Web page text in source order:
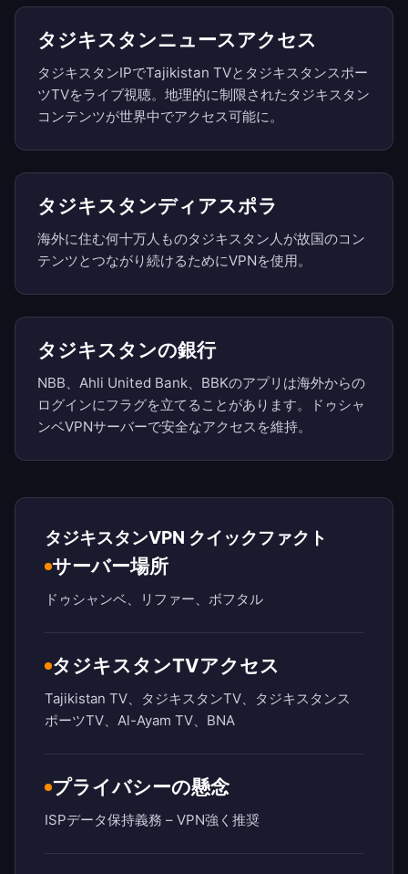
タジキスタンニュースアクセス
タジキスタンIPでTajikistan TVとタジキスタンスポー
ツTVをライブ視聴。地理的に制限されたタジキスタン
コンテンツが世界中でアクセス可能に。
タジキスタンディアスポラ
海外に住む何十万人ものタジキスタン人が故国のコン
テンツとつながり続けるためにVPNを使用。
タジキスタンの銀行
NBB、Ahli United Bank、BBKのアプリは海外からの
ログインにフラグを立てることがあります。ドゥシャ
ンベVPNサーバーで安全なアクセスを維持。
タジキスタンVPN クイックファクト
サーバー場所
ドゥシャンベ、リファー、ボフタル
タジキスタンTVアクセス
Tajikistan TV、タジキスタンTV、タジキスタンス
ポーツTV、Al-Ayam TV、BNA
プライバシーの懸念
ISPデータ保持義務 – VPN強く推奨